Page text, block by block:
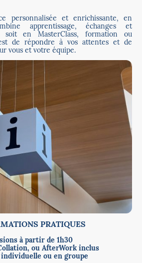
personnalisée et enrichissante, en
apprentissage, échanges et
soit en MasterClass, formation ou
de répondre à vos attentes et de
vous et votre équipe.
PRATIQUES
à partir de 1h30
ou AfterWork inclus
individuelle ou en groupe